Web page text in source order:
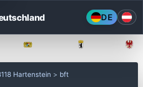
DE
Hartenstein bft